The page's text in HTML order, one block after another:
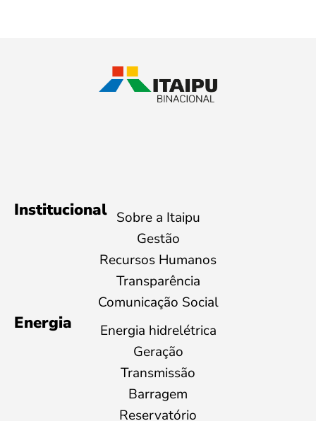
Institucional Sobre a Itaipu
Gestão
Recursos Humanos
Transparência
Comunicação Social
Energia
Energia hidrelétrica
Geração
Transmissão
Barragem
Reservatório